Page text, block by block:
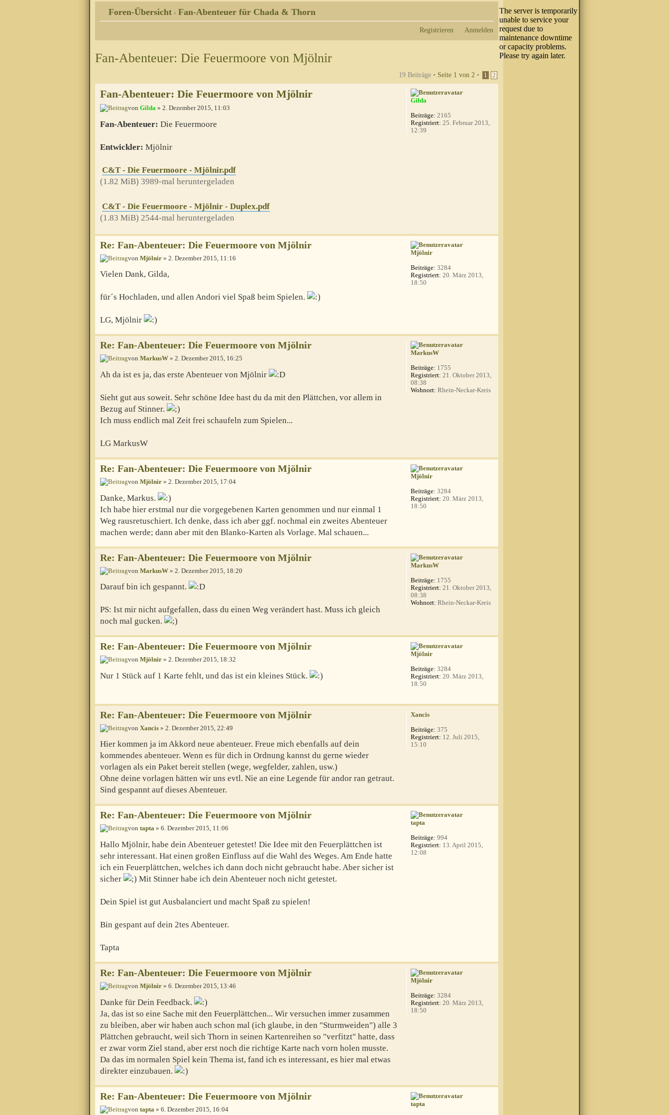
Foren-Übersicht ‹ Fan-Abenteuer für Chada & Thorn
Registrieren Anmelden
Fan-Abenteuer: Die Feuermoore von Mjölnir
19 Beiträge • Seite 1 von 2 • 1 2
Fan-Abenteuer: Die Feuermoore von Mjölnir
von Gilda » 2. Dezember 2015, 11:03
Fan-Abenteuer: Die Feuermoore
Entwickler: Mjölnir
C&T - Die Feuermoore - Mjölnir.pdf
(1.82 MiB) 3989-mal heruntergeladen
C&T - Die Feuermoore - Mjölnir - Duplex.pdf
(1.83 MiB) 2544-mal heruntergeladen
Gilda
Beiträge: 2165
Registriert: 25. Februar 2013,
12:39
Re: Fan-Abenteuer: Die Feuermoore von Mjölnir
von Mjölnir » 2. Dezember 2015, 11:16
Vielen Dank, Gilda,
für´s Hochladen, und allen Andori viel Spaß beim Spielen.
LG, Mjölnir
Mjölnir
Beiträge: 3284
Registriert: 20. März 2013,
18:50
Re: Fan-Abenteuer: Die Feuermoore von Mjölnir
von MarkusW » 2. Dezember 2015, 16:25
Ah da ist es ja, das erste Abenteuer von Mjölnir
Sieht gut aus soweit. Sehr schöne Idee hast du da mit den Plättchen, vor allem in
Bezug auf Stinner.
Ich muss endlich mal Zeit frei schaufeln zum Spielen...
LG MarkusW
MarkusW
Beiträge: 1755
Registriert: 21. Oktober 2013,
08:38
Wohnort: Rhein-Neckar-Kreis
Re: Fan-Abenteuer: Die Feuermoore von Mjölnir
von Mjölnir » 2. Dezember 2015, 17:04
Danke, Markus.
Ich habe hier erstmal nur die vorgegebenen Karten genommen und nur einmal 1
Weg rausretuschiert. Ich denke, dass ich aber ggf. nochmal ein zweites Abenteuer
machen werde; dann aber mit den Blanko-Karten als Vorlage. Mal schauen...
Mjölnir
Beiträge: 3284
Registriert: 20. März 2013,
18:50
Re: Fan-Abenteuer: Die Feuermoore von Mjölnir
von MarkusW » 2. Dezember 2015, 18:20
Darauf bin ich gespannt.
PS: Ist mir nicht aufgefallen, dass du einen Weg verändert hast. Muss ich gleich
noch mal gucken.
MarkusW
Beiträge: 1755
Registriert: 21. Oktober 2013,
08:38
Wohnort: Rhein-Neckar-Kreis
Re: Fan-Abenteuer: Die Feuermoore von Mjölnir
von Mjölnir » 2. Dezember 2015, 18:32
Nur 1 Stück auf 1 Karte fehlt, und das ist ein kleines Stück.
Mjölnir
Beiträge: 3284
Registriert: 20. März 2013,
18:50
Re: Fan-Abenteuer: Die Feuermoore von Mjölnir
von Xancis » 2. Dezember 2015, 22:49
Hier kommen ja im Akkord neue abenteuer. Freue mich ebenfalls auf dein
kommendes abenteuer. Wenn es für dich in Ordnung kannst du gerne wieder
vorlagen als ein Paket bereit stellen (wege, wegfelder, zahlen, usw.)
Ohne deine vorlagen hätten wir uns evtl. Nie an eine Legende für andor ran getraut.
Sind gespannt auf dieses Abenteuer.
Xancis
Beiträge: 375
Registriert: 12. Juli 2015,
15:10
Re: Fan-Abenteuer: Die Feuermoore von Mjölnir
von tapta » 6. Dezember 2015, 11:06
Hallo Mjölnir, habe dein Abenteuer getestet! Die Idee mit den Feuerplättchen ist
sehr interessant. Hat einen großen Einfluss auf die Wahl des Weges. Am Ende hatte
ich ein Feuerplättchen, welches ich dann doch nicht gebraucht habe. Aber sicher ist
sicher
Mit Stinner habe ich dein Abenteuer noch nicht getestet.
Dein Spiel ist gut Ausbalanciert und macht Spaß zu spielen!
Bin gespant auf dein 2tes Abenteuer.
Tapta
tapta
Beiträge: 994
Registriert: 13. April 2015,
12:08
Re: Fan-Abenteuer: Die Feuermoore von Mjölnir
von Mjölnir » 6. Dezember 2015, 13:46
Danke für Dein Feedback.
Ja, das ist so eine Sache mit den Feuerplättchen... Wir versuchen immer zusammen
zu bleiben, aber wir haben auch schon mal (ich glaube, in den "Sturmweiden") alle 3
Plättchen gebraucht, weil sich Thorn in seinen Kartenreihen so "verfitzt" hatte, dass
er zwar vorm Ziel stand, aber erst noch die richtige Karte nach vorn holen musste.
Da das im normalen Spiel kein Thema ist, fand ich es interessant, es hier mal etwas
direkter einzubauen.
Mjölnir
Beiträge: 3284
Registriert: 20. März 2013,
18:50
Re: Fan-Abenteuer: Die Feuermoore von Mjölnir
von tapta » 6. Dezember 2015, 16:04
tapta